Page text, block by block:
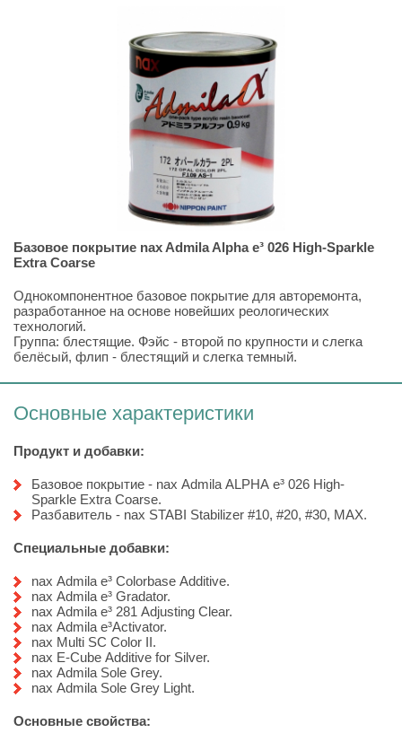
Базовое покрытие nax Admila Alpha e³ 026 High-Sparkle
Extra Coarse
Однокомпонентное базовое покрытие для авторемонта,
разработанное на основе новейших реологических
технологий.
Группа: блестящие. Фэйс - второй по крупности и слегка
белёсый, флип - блестящий и слегка темный.
Основные характеристики
Продукт и добавки:
Базовое покрытие - nax Admila ALPHA e³ 026 High-
Sparkle Extra Coarse.
Разбавитель - nax STABI Stabilizer #10, #20, #30, MAX.
Специальные добавки:
nax Admila e³ Colorbase Additive.
nax Admila e³ Gradator.
nax Admila e³ 281 Adjusting Clear.
nax Admila e³Activator.
nax Multi SC Color II.
nax E-Cube Additive for Silver.
nax Admila Sole Grey.
nax Admila Sole Grey Light.
Основные свойства: